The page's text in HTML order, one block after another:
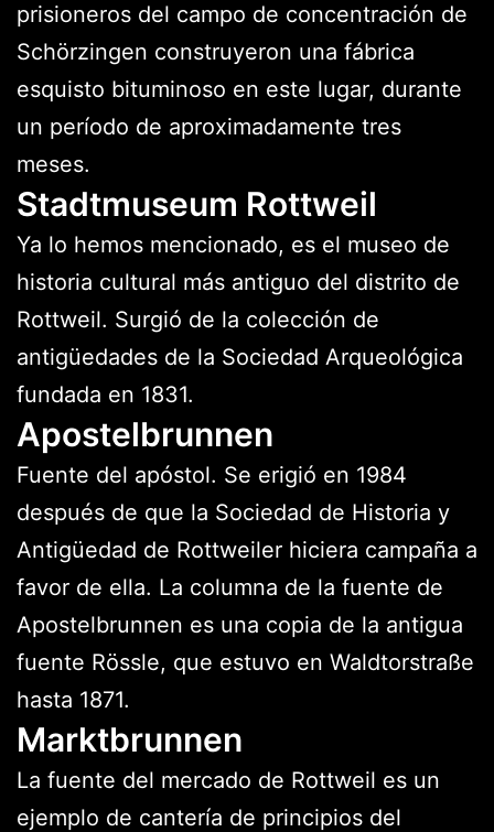
prisioneros del campo de concentración de
Schörzingen construyeron una fábrica
esquisto bituminoso en este lugar, durante
un período de aproximadamente tres
meses.
Stadtmuseum Rottweil
Ya lo hemos mencionado, es el museo de
historia cultural más antiguo del distrito de
Rottweil. Surgió de la colección de
antigüedades de la Sociedad Arqueológica
fundada en 1831.
Apostelbrunnen
Fuente del apóstol. Se erigió en 1984
después de que la Sociedad de Historia y
Antigüedad de Rottweiler hiciera campaña a
favor de ella. La columna de la fuente de
Apostelbrunnen es una copia de la antigua
fuente Rössle, que estuvo en Waldtorstraße
hasta 1871.
Marktbrunnen
La fuente del mercado de Rottweil es un
ejemplo de cantería de principios del